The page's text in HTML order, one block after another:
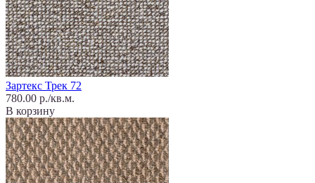
Зартекс Трек 72
780.00 р./кв.м.
В корзину